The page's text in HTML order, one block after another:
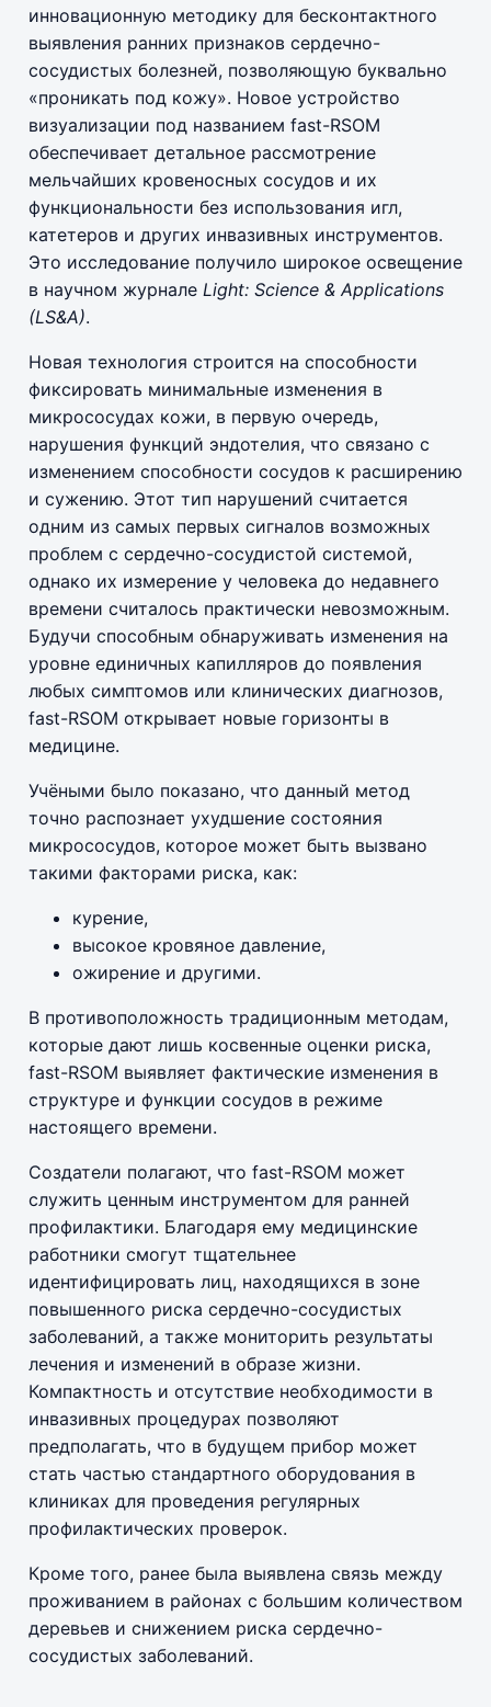
инновационную методику для бесконтактного
выявления ранних признаков сердечно-
сосудистых болезней, позволяющую буквально
«проникать под кожу». Новое устройство
визуализации под названием fast-RSOM
обеспечивает детальное рассмотрение
мельчайших кровеносных сосудов и их
функциональности без использования игл,
катетеров и других инвазивных инструментов.
Это исследование получило широкое освещение
в научном журнале Light: Science & Applications
(LS&A).
Новая технология строится на способности
фиксировать минимальные изменения в
микрососудах кожи, в первую очередь,
нарушения функций эндотелия, что связано с
изменением способности сосудов к расширению
и сужению. Этот тип нарушений считается
одним из самых первых сигналов возможных
проблем с сердечно-сосудистой системой,
однако их измерение у человека до недавнего
времени считалось практически невозможным.
Будучи способным обнаруживать изменения на
уровне единичных капилляров до появления
любых симптомов или клинических диагнозов,
fast-RSOM открывает новые горизонты в
медицине.
Учёными было показано, что данный метод
точно распознает ухудшение состояния
микрососудов, которое может быть вызвано
такими факторами риска, как:
курение,
высокое кровяное давление,
ожирение и другими.
В противоположность традиционным методам,
которые дают лишь косвенные оценки риска,
fast-RSOM выявляет фактические изменения в
структуре и функции сосудов в режиме
настоящего времени.
Создатели полагают, что fast-RSOM может
служить ценным инструментом для ранней
профилактики. Благодаря ему медицинские
работники смогут тщательнее
идентифицировать лиц, находящихся в зоне
повышенного риска сердечно-сосудистых
заболеваний, а также мониторить результаты
лечения и изменений в образе жизни.
Компактность и отсутствие необходимости в
инвазивных процедурах позволяют
предполагать, что в будущем прибор может
стать частью стандартного оборудования в
клиниках для проведения регулярных
профилактических проверок.
Кроме того, ранее была выявлена связь между
проживанием в районах с большим количеством
деревьев и снижением риска сердечно-
сосудистых заболеваний.